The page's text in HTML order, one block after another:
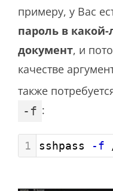
примеру, у Вас
пароль в
документ, и
качестве
также
-f :
1 sshpass -f